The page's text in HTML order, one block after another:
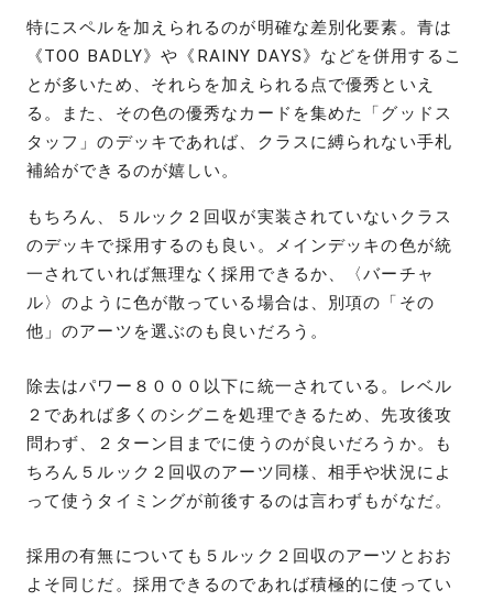
特にスペルを加えられるのが明確な差別化要素。青は
《TOO BADLY》や《RAINY DAYS》などを併用するこ
とが多いため、それらを加えられる点で優秀といえ
る。また、その色の優秀なカードを集めた「グッドス
タッフ」のデッキであれば、クラスに縛られない手札
補給ができるのが嬉しい。
もちろん、５ルック２回収が実装されていないクラス
のデッキで採用するのも良い。メインデッキの色が統
一されていれば無理なく採用できるか、〈バーチャ
ル〉のように色が散っている場合は、別項の「その
他」のアーツを選ぶのも良いだろう。
除去はパワー８０００以下に統一されている。レベル
２であれば多くのシグニを処理できるため、先攻後攻
問わず、２ターン目までに使うのが良いだろうか。も
ちろん５ルック２回収のアーツ同様、相手や状況によ
って使うタイミングが前後するのは言わずもがなだ。
採用の有無についても５ルック２回収のアーツとおお
よそ同じだ。採用できるのであれば積極的に使ってい